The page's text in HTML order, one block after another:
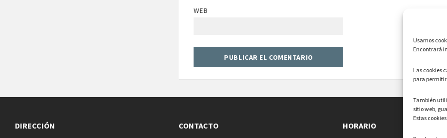
Usamos
Encontrará
Las cookies
para
También
sitio web,
Estas
WEB
DIRECCIÓN CONTACTO HORARIO